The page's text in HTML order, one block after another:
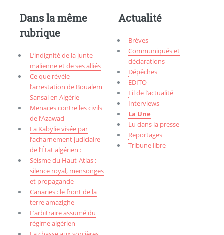
Dans la même
rubrique
L’indignité́ de la junte
malienne et de ses alliés
Ce que révèle
l’arrestation de Boualem
Sansal en Algérie
Menaces contre les civils
de l’Azawad
La Kabylie visée par
l’acharnement judiciaire
de l’État algérien :
Séisme du Haut-Atlas :
silence royal, mensonges
et propagande
Canaries : le front de la
terre amazighe
L’arbitraire assumé du
régime algérien
Actualité
Brèves
Communiqués et
déclarations
Dépêches
EDITO
Fil de l’actualité
Interviews
La Une
Lu dans la presse
Reportages
Tribune libre